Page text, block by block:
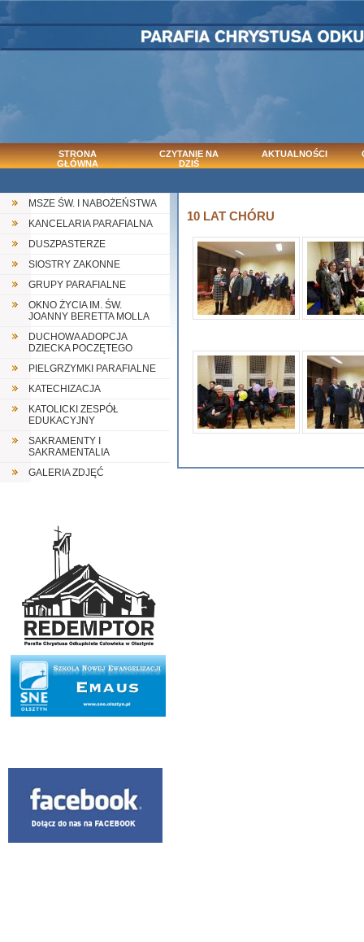
STRONA
GŁÓWNA
CZYTANIE NA
DZIŚ
AKTUALNOŚCI
MSZE ŚW. I NABOŻEŃSTWA
KANCELARIA PARAFIALNA
DUSZPASTERZE
SIOSTRY ZAKONNE
GRUPY PARAFIALNE
OKNO ŻYCIA IM. ŚW.
JOANNY BERETTA MOLLA
DUCHOWA ADOPCJA
DZIECKA POCZĘTEGO
PIELGRZYMKI PARAFIALNE
KATECHIZACJA
KATOLICKI ZESPÓŁ
EDUKACYJNY
SAKRAMENTY I
SAKRAMENTALIA
GALERIA ZDJĘĆ
10 LAT CHÓRU